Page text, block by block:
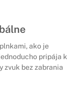
ako je
pripája k
zvuk bez zabrania